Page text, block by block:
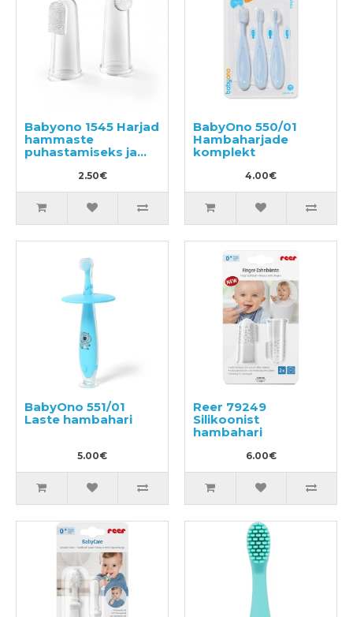
Babyono 1545 Harjad
hammaste
puhastamiseks ja
igemete
masseerimiseks 2tk
2.50€
BabyOno 550/01
Hambaharjade
komplekt
4.00€
BabyOno 551/01
Laste hambahari
5.00€
Reer 79249
Silikoonist
hambahari
6.00€